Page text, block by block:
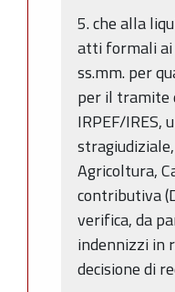
5. che alla
atti formali ai
ss.mm. per
per il tramite
IRPEF/IRES,
Agricoltura,
contributiva
verifica, da
indennizzi in
decisione di